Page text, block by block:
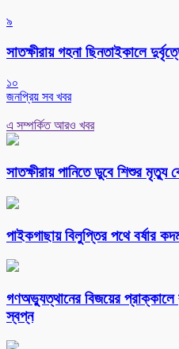
৯
সাতক্ষীরায় গহনা ছিনতাইকালে
১০
জনপ্রিয় সব খবর
এ সম্পর্কিত আরও খবর
সাতক্ষীরায় পানিতে ডুবে শিশুর মৃত্যু
পাইকগাছায় বিলুপ্তির পথে বর্ষার
গণঅভ্যুত্থানের বিজয়ের প্রাক্কালে
স্বপ্ন